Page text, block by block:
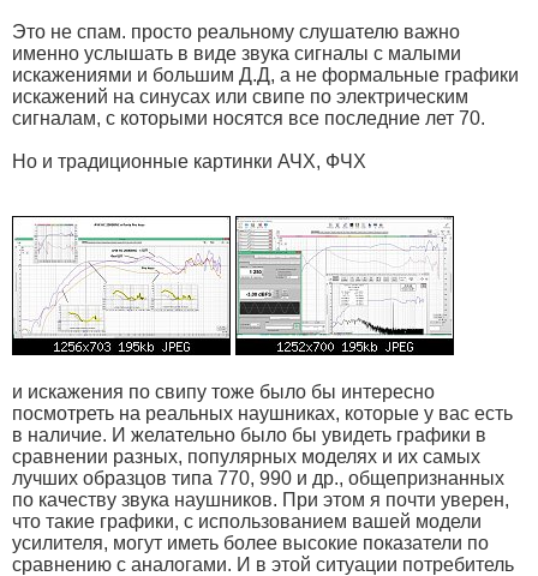
Это не спам. просто реальному слушателю важно
именно услышать в виде звука сигналы с малыми
искажениями и большим Д.Д, а не формальные графики
искажений на синусах или свипе по электрическим
сигналам, с которыми носятся все последние лет 70.
Но и традиционные картинки АЧХ, ФЧХ
и искажения по свипу тоже было бы интересно
посмотреть на реальных наушниках, которые у вас есть
в наличие. И желательно было бы увидеть графики в
сравнении разных, популярных моделях и их самых
лучших образцов типа 770, 990 и др., общепризнанных
по качеству звука наушников. При этом я почти уверен,
что такие графики, с использованием вашей модели
усилителя, могут иметь более высокие показатели по
сравнению с аналогами. И в этой ситуации потребитель